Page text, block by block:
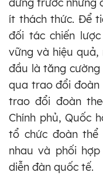
đứng trước những
ít thách thức. Để
đối tác chiến
vững và hiệu
đầu là tăng
qua trao đổi đoàn
trao đổi đoàn
Chính phủ, Quốc
tổ chức đoàn
nhau và phối
diễn đàn quốc tế.